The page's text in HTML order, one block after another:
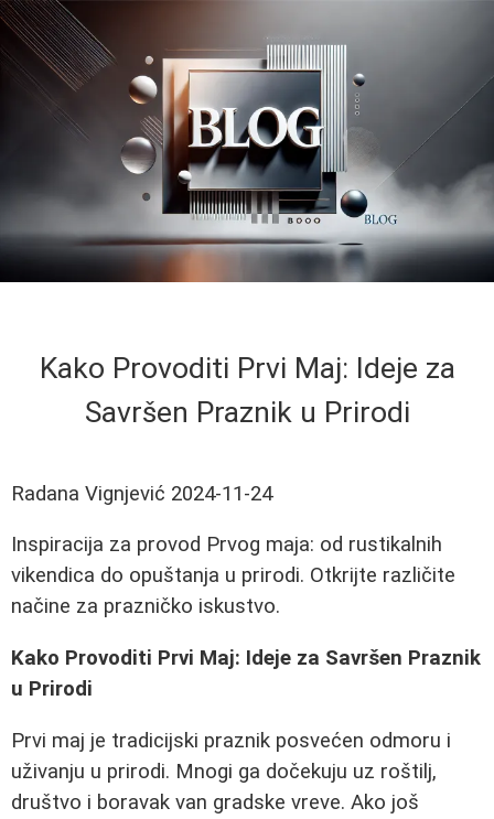
Kako Provoditi Prvi Maj: Ideje za
Savršen Praznik u Prirodi
Radana Vignjević 2024-11-24
Inspiracija za provod Prvog maja: od rustikalnih
vikendica do opuštanja u prirodi. Otkrijte različite
načine za prazničko iskustvo.
Kako Provoditi Prvi Maj: Ideje za Savršen Praznik
u Prirodi
Prvi maj je tradicijski praznik posvećen odmoru i
uživanju u prirodi. Mnogi ga dočekuju uz roštilj,
društvo i boravak van gradske vreve. Ako još